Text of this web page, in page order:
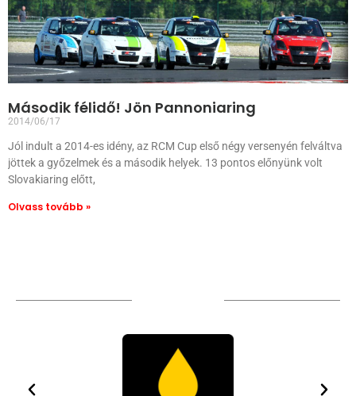
Második félidő! Jön Pannoniaring
2014/06/17
Jól indult a 2014-es idény, az RCM Cup első négy versenyén felváltva
jöttek a győzelmek és a második helyek. 13 pontos előnyünk volt
Slovakiaring előtt,
Olvass tovább »